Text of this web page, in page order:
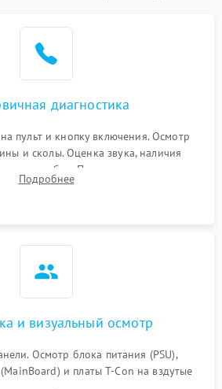
диагностика
пульт и кнопку включения. Осмотр
и сколы. Оценка звука, наличия
ошибок. Подключение тестовых
для выявления симптомов поломки.
Подробнее
и визуальный осмотр
Осмотр блока питания (PSU),
и платы T-Con на вздутые